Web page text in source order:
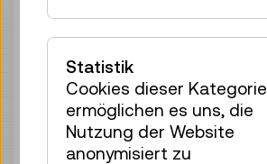
Mo 10.08. 11:00–11:40
Reservierung Kinderbereich
35 Plätze frei
€ 2,50
Mo 10.08. 12:00 –12:40
Statistik
Cookies dieser Kategorie
ermöglichen es uns, die
Nutzung der Website
anonymisiert zu